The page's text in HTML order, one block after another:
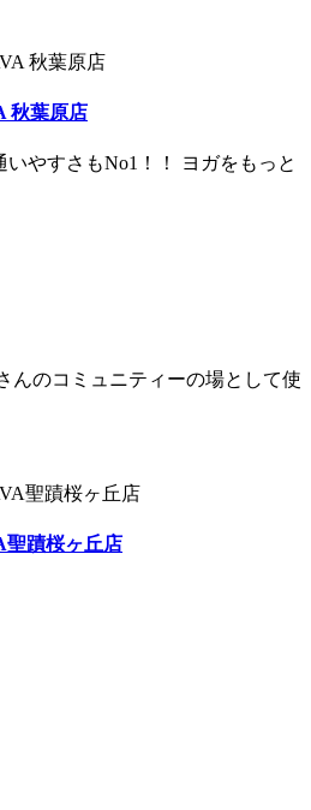
秋葉原店
やすさもNo1！！ ヨガをもっと
んのコミュニティーの場として使
聖蹟桜ヶ丘店